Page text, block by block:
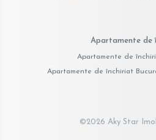
Apartamente de
Apartamente de
Apartamente de închiriat
©2026 Aky Star